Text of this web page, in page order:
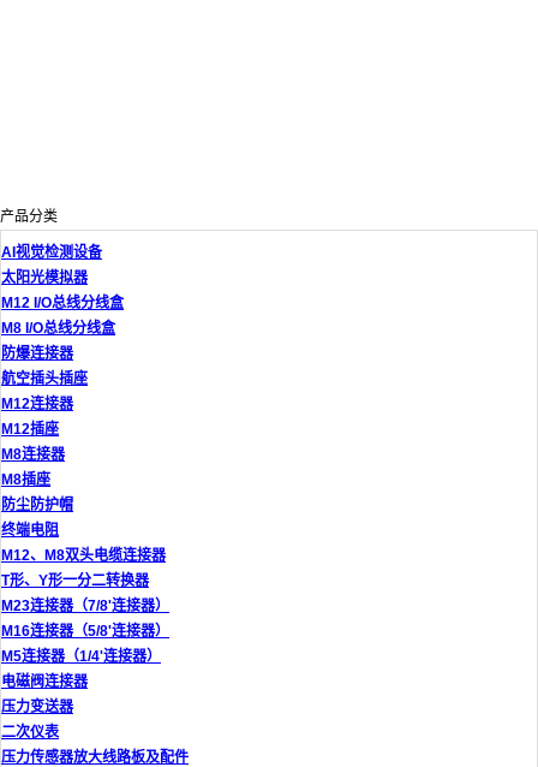
产品分类
AI视觉检测设备
太阳光模拟器
M12 I/O总线分线盒
M8 I/O总线分线盒
防爆连接器
航空插头插座
M12连接器
M12插座
M8连接器
M8插座
防尘防护帽
终端电阻
M12、M8双头电缆连接器
T形、Y形一分二转换器
M23连接器（7/8'连接器）
M16连接器（5/8'连接器）
M5连接器（1/4'连接器）
电磁阀连接器
压力变送器
二次仪表
压力传感器放大线路板及配件